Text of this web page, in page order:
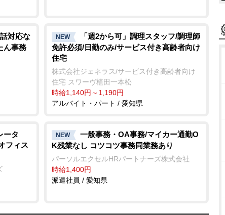
対応な
ん事務
NEW
「週2から可」調理スタッフ/調理師
免許必須/日勤のみ/サービス付き高齢者向け
住宅
株式会社ジェネラス/サービス付き高齢者向け
住宅 スワーヴ植田一本松
時給1,140円～1,190円
アルバイト・パート / 愛知県
ータ
フィス
NEW
一般事務・OA事務/マイカー通勤O
K残業なし コツコツ事務同業務あり
パーソルエクセルHRパートナーズ株式会社
時給1,400円
派遣社員 / 愛知県